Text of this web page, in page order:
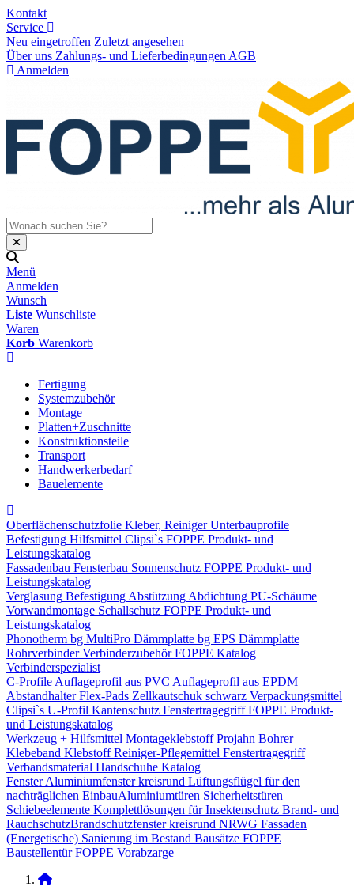
Kontakt
Service
Neu eingetroffen Zuletzt angesehen
Über uns Zahlungs- und Lieferbedingungen AGB
Anmelden
Menü
Anmelden
Wunsch
Liste Wunschliste
Waren
Korb Warenkorb
Fertigung
Systemzubehör
Montage
Platten+Zuschnitte
Konstruktionsteile
Transport
Handwerkerbedarf
Bauelemente
Oberflächenschutzfolie Kleber, Reiniger Unterbauprofile
Befestigung Hilfsmittel Clipsi`s FOPPE Produkt- und
Leistungskatalog
Fassadenbau Fensterbau Sonnenschutz FOPPE Produkt- und
Leistungskatalog
Verglasung Befestigung Abstützung Abdichtung PU-Schäume
Vorwandmontage Schallschutz FOPPE Produkt- und
Leistungskatalog
Phonotherm bg MultiPro Dämmplatte bg EPS Dämmplatte
Rohrverbinder Verbinderzubehör FOPPE Katalog
Verbinderspezialist
C-Profile Auflageprofil aus PVC Auflageprofil aus EPDM
Abstandhalter Flex-Pads Zellkautschuk schwarz Verpackungsmittel
Clipsi`s U-Profil Kantenschutz Fenstertragegriff FOPPE Produkt-
und Leistungskatalog
Werkzeug + Hilfsmittel Montageklebstoff Projahn Bohrer
Klebeband Klebstoff Reiniger-Pflegemittel Fenstertragegriff
Verbandsmaterial Handschuhe Katalog
Fenster Aluminiumfenster kreisrund Lüftungsflügel für den
nachträglichen Einbau​Aluminiumtüren Sicherheitstüren
Schiebeelemente Komplettlösungen für Insektenschutz Brand- und
Rauchschutz​Brandschutzfenster kreisrund NRWG Fassaden
(Energetische) Sanierung im Bestand Bausätze FOPPE
Baustellentür FOPPE Vorabzarge